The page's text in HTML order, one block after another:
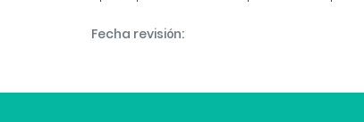
Fecha revisión: